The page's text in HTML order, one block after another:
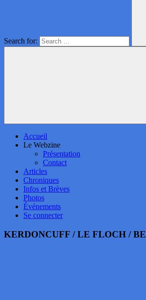
Search for:
Accueil
Le Webzine
Présentation
Contact
Articles
Chroniques
Infos et Brèves
Photos
Événements
Se connecter
KERDONCUFF / LE FLOCH /